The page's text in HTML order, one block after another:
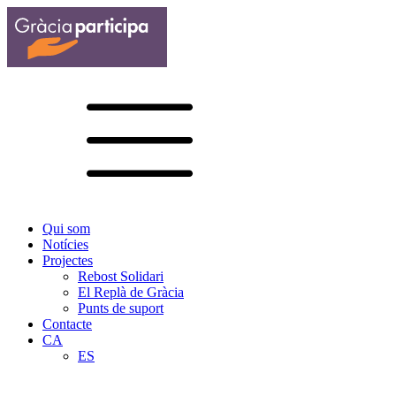
Qui som
Notícies
Projectes
Rebost Solidari
El Replà de Gràcia
Punts de suport
Contacte
CA
ES